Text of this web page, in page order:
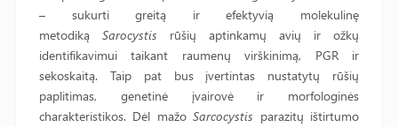
– sukurti greitą ir efektyvią molekulinę
metodiką Sarocystis rūšių aptinkamų avių ir ožkų
identifikavimui taikant raumenų virškinimą, PGR ir
sekoskaitą. Taip pat bus įvertintas nustatytų rūšių
paplitimas, genetinė įvairovė ir morfologinės
charakteristikos. Dėl mažoSarcocystis parazitų ištirtumo